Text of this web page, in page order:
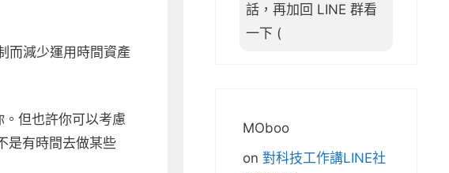
而減少運用時間資產
但也許你可以考慮
是有時間去做某些
話，再加回 LINE 群看
一下 (
MOboo
on 對科技工作講LINE社